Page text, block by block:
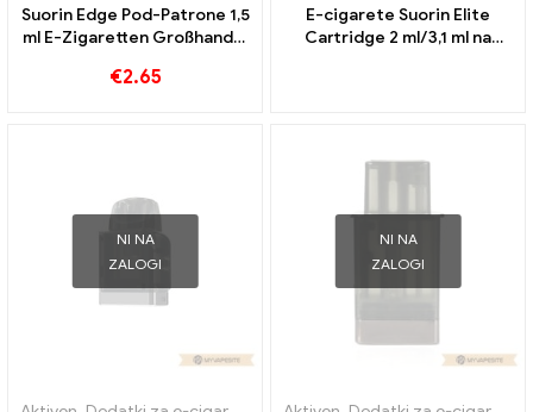
Suorin Edge Pod-Patrone 1,5
ml E-Zigaretten Großhandel
€2.65
E-cigarete Suorin Elite
Cartridge 2 ml/3,1 ml na
NI NA
ZALOGI
NI NA
ZALOGI